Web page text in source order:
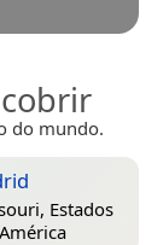
do mundo.
Estados